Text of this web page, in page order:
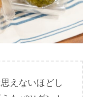
えないほどし